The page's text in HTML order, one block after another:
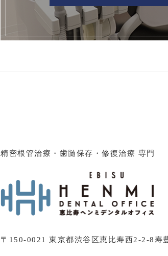
精密根管治療・歯髄保存・修復治療 専門
〒150-0021 東京都渋谷区恵比寿西2-2-8寿